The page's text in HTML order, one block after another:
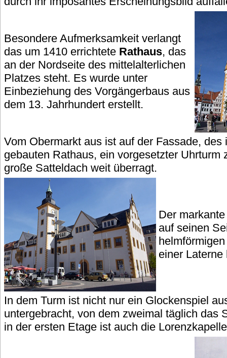
Besondere Aufmerksamkeit verlangt
das um 1410 errichtete Rathaus, das
an der Nordseite des mittelalterlichen
Platzes steht. Es wurde unter
Einbeziehung des Vorgängerbaus aus
dem 13. Jahrhundert erstellt.
Vom Obermarkt aus ist auf der Fassade,
gebauten Rathaus, ein vorgesetzter Uhrturm
große Satteldach weit überragt.
Der
auf seinen
einer Laterne
In dem Turm ist nicht nur ein Glockenspiel
untergebracht, von dem zweimal täglich das
in der ersten Etage ist auch die